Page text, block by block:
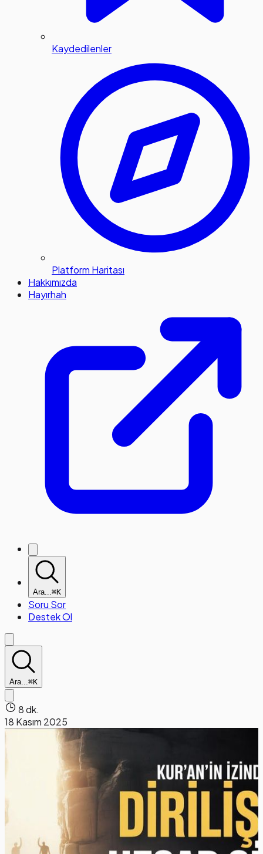
Kaydedilenler
Platform Haritası
Hakkımızda
Hayırhah
Ara...⌘K
Soru Sor
Destek Ol
Ara...⌘K
8 dk.
18 Kasım 2025